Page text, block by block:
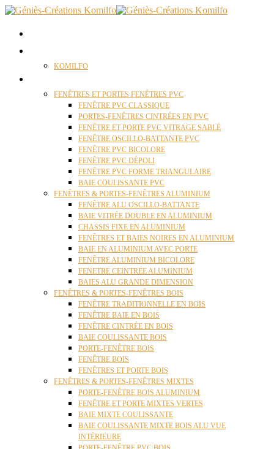
KOMILFO
FENÊTRES ET PORTES FENÊTRES PVC
FENÊTRE PVC CLASSIQUE
PORTES-FENÊTRES CINTRÉES EN PVC
FENÊTRE ET PORTE PVC VITRAGE SABLÉ
FENÊTRE OSCILLO-BATTANTE PVC
FENÊTRE PVC BICOLORE
FENÊTRE PVC DÉPOLI
FENÊTRE PVC FORME TRIANGULAIRE
BAIE COULISSANTE PVC
FENÊTRES & PORTES-FENÊTRES ALUMINIUM
FENÊTRE ALU OSCILLO-BATTANTE
BAIE VITRÉE DOUBLE EN ALUMINIUM
CHASSIS FIXE EN ALUMINIUM
FENÊTRES ET BAIES NOIRES EN ALUMINIUM
BAIE EN ALUMINIUM AVEC PORTE
FENÊTRE ALUMINIUM BICOLORE
FENETRE CEINTREE ALUMINIUM
BAIES ALU GRANDE DIMENSION
FENÊTRES & PORTES-FENÊTRES BOIS
FENÊTRE TRADITIONNELLE EN BOIS
FENÊTRE BAIE EN BOIS
FENÊTRE CINTRÉE EN BOIS
BAIE COULISSANTE BOIS
PORTE-FENÊTRE BOIS
FENÊTRE BOIS
FENÊTRES ET PORTE BOIS
FENÊTRES & PORTES-FENÊTRES MIXTES
PORTE-FENÊTRE BOIS ALUMINIUM
FENÊTRE ET PORTE MIXTES VERTES
BAIE MIXTE COULISSANTE
BAIE COULISSANTE MIXTE BOIS ALU VUE
INTÉRIEURE